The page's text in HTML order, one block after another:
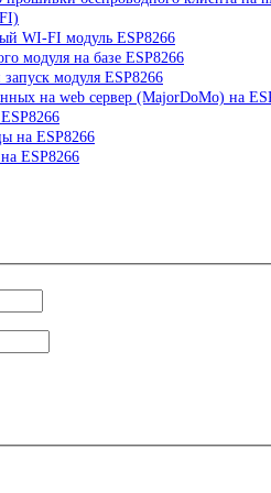
WI-FI модуль ESP8266
модуля на базе ESP8266
модуля ESP8266
на web сервер (MajorDoMo) на
на ESP8266
ESP8266